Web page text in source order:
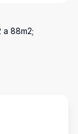
a 88m2;